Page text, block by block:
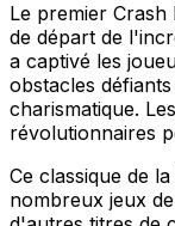
Le premier Crash
de départ de
a captivé les
obstacles
charismatique.
révolutionnaires
Ce classique de
nombreux jeux